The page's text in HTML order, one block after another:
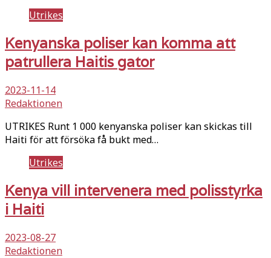
Utrikes
Kenyanska poliser kan komma att
patrullera Haitis gator
2023-11-14
Redaktionen
UTRIKES Runt 1 000 kenyanska poliser kan skickas till
Haiti för att försöka få bukt med…
Utrikes
Kenya vill intervenera med polisstyrka
i Haiti
2023-08-27
Redaktionen